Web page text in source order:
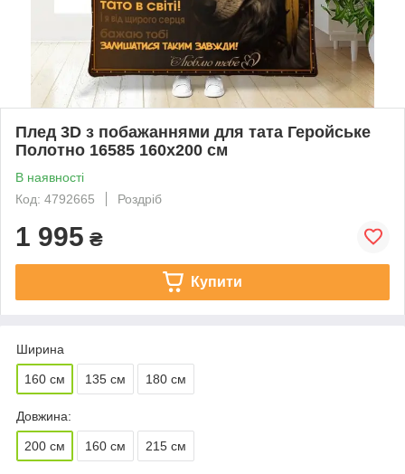
Плед 3D з побажаннями для тата Геройське
Полотно 16585 160х200 см
В наявності
Код: 4792665
Роздріб
1 995 ₴
Купити
Ширина
160 см 135 см 180 см
Довжина:
200 см 160 см 215 см